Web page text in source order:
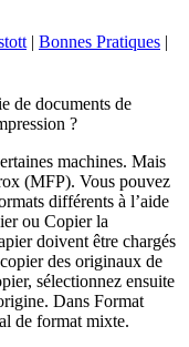
| Bonnes Pratiques |
de documents de
?
machines. Mais
(MFP). Vous pouvez
différents à l’aide
ou Copier la
doivent être chargés
des originaux de
sélectionnez ensuite
Dans Format
de format mixte.